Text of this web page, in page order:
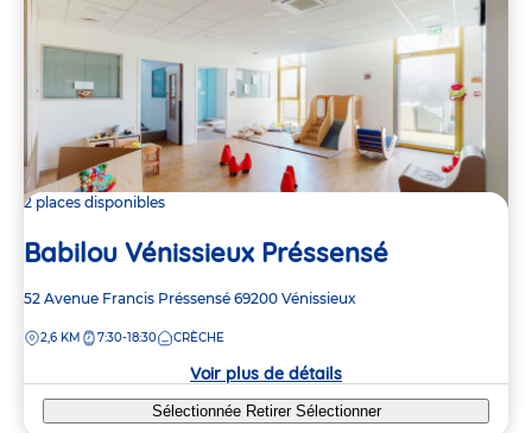
2 places disponibles
Babilou Vénissieux Préssensé
Adresse
la
52 Avenue Francis Préssensé 69200 Vénissieux
DISTANCE
2,6 KM 7:30-18:30 CRÈCHE
Voir plus de détails
Sélectionnée Retirer Sélectionner